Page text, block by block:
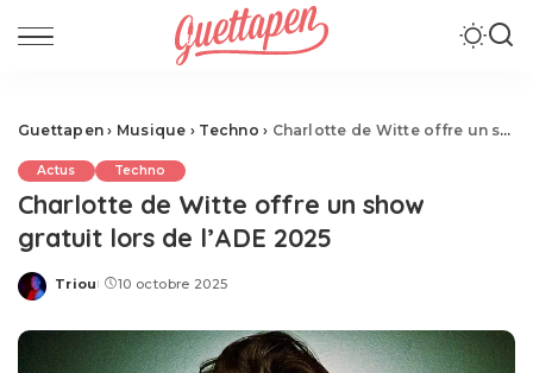
Guettapen › Musique › Techno › Charlotte de Witte offre un show gratuit lors de l’ADE 2025
Actus Techno
Charlotte de Witte offre un show
gratuit lors de l’ADE 2025
Posted
Triou 10 octobre 2025